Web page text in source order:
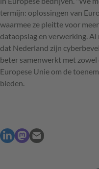
termijn: oplossingen van
waarmee ze pleitte voor
dataopslag en verwerking.
dat Nederland zijn
beter samenwerkt met
Europese Unie om de
bieden.